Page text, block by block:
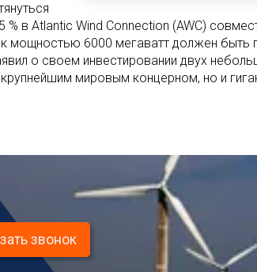
в Atlantic Wind Connection (AWC)
мощностью 6000 мегаватт должен быть
о своем инвестировании двух
мировым концерном, но и
звонок